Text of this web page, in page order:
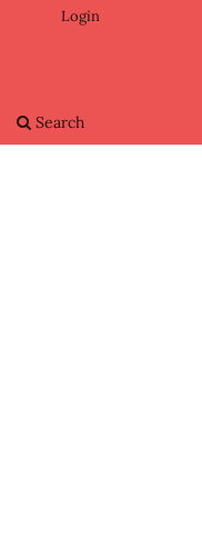
Search
Login